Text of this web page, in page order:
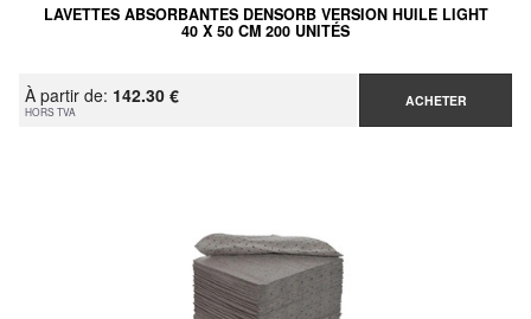
LAVETTES ABSORBANTES DENSORB VERSION HUILE LIGHT
40 X 50 CM 200 UNITÉS
À partir de: 142.30 €
HORS TVA
ACHETER